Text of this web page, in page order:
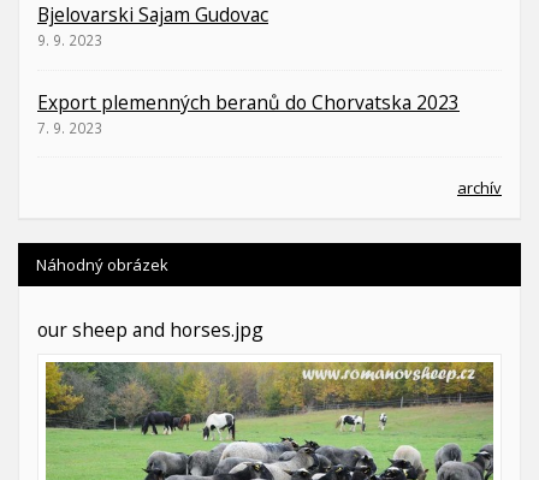
Bjelovarski Sajam Gudovac
9. 9. 2023
Export plemenných beranů do Chorvatska 2023
7. 9. 2023
archív
Náhodný obrázek
our sheep and horses.jpg